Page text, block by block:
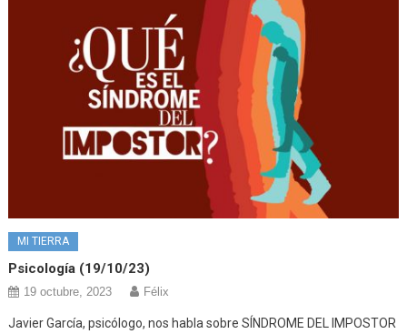
MI TIERRA
Psicología (19/10/23)
19 octubre, 2023 Félix
Javier García, psicólogo, nos habla sobre SÍNDROME DEL IMPOSTOR